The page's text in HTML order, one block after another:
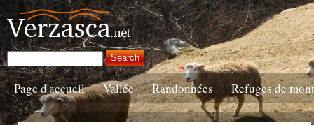
Page d'accueil Vallée Randonnées Refuges de